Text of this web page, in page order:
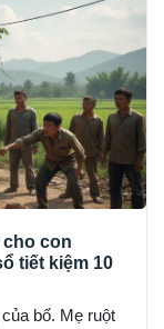
cho con
tiết kiệm 10
bố. Mẹ ruột